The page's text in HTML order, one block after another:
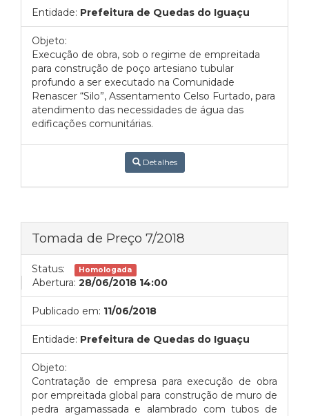
Entidade: Prefeitura de Quedas do Iguaçu
Objeto:
Execução de obra, sob o regime de empreitada
para construção de poço artesiano tubular
profundo a ser executado na Comunidade
Renascer “Silo”, Assentamento Celso Furtado, para
atendimento das necessidades de água das
edificações comunitárias.
Detalhes
Tomada de Preço 7/2018
Status: Homologada
Abertura: 28/06/2018 14:00
Publicado em: 11/06/2018
Entidade: Prefeitura de Quedas do Iguaçu
Objeto:
Contratação de empresa para execução de obra
por empreitada global para construção de muro de
pedra argamassada e alambrado com tubos de